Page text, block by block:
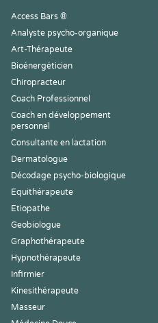
Access Bars ®
Analyste psycho-organique
Art-Thérapeute
Bioénergéticien
Chiropracteur
Coach Professionnel
Coach en développement
personnel
Consultante en lactation
Dermatologue
Décodage psycho-biologique
Equithérapeute
Etiopathe
Geobiologue
Graphothérapeute
Hypnothérapeute
Infirmier
Kinesithérapeute
Masseur